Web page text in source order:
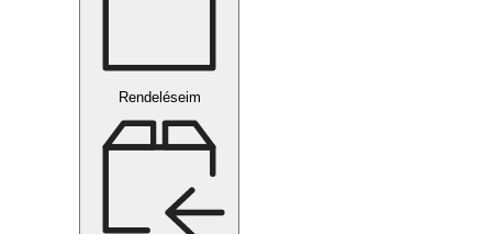
Rendeléseim